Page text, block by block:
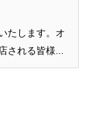
たします。オ
される皆様...